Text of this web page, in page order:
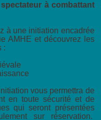
à combattant
à une initiation encadrée
AMHE et découvrez les
:
vous permettra de
en toute sécurité et de
qui seront présentées
sur réservation.